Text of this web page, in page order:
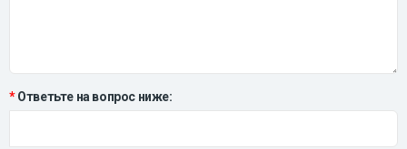
Ответьте на вопрос ниже: